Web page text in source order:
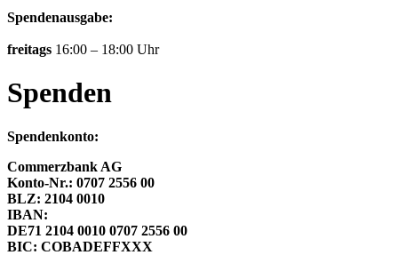
Spendenausgabe:
freitags 16:00 – 18:00 Uhr
Spenden
Spendenkonto:
Commerzbank AG
Konto-Nr.: 0707 2556 00
BLZ: 2104 0010
IBAN:
DE71 2104 0010 0707 2556 00
BIC: COBADEFFXXX